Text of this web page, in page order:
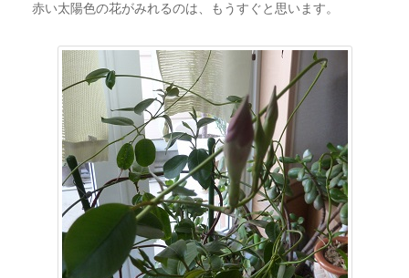
赤い太陽色の花がみれるのは、もうすぐと思います。